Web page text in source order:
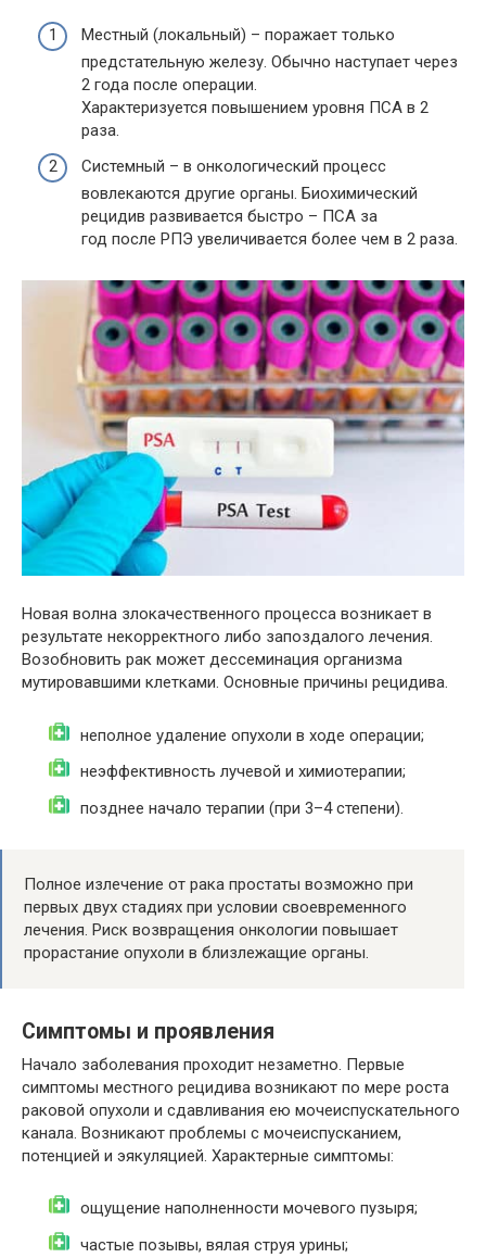
Местный (локальный) – поражает только
предстательную железу. Обычно наступает через
2 года после операции.
Характеризуется повышением уровня ПСА в 2
раза.
Системный – в онкологический процесс
вовлекаются другие органы. Биохимический
рецидив развивается быстро – ПСА за
год после РПЭ увеличивается более чем в 2 раза.
Новая волна злокачественного процесса возникает в
результате некорректного либо запоздалого лечения.
Возобновить рак может дессеминация организма
мутировавшими клетками. Основные причины рецидива.
неполное удаление опухоли в ходе операции;
неэффективность лучевой и химиотерапии;
позднее начало терапии (при 3–4 степени).
Полное излечение от рака простаты возможно при
первых двух стадиях при условии своевременного
лечения. Риск возвращения онкологии повышает
прорастание опухоли в близлежащие органы.
Симптомы и проявления
Начало заболевания проходит незаметно. Первые
симптомы местного рецидива возникают по мере роста
раковой опухоли и сдавливания ею мочеиспускательного
канала. Возникают проблемы с мочеиспусканием,
потенцией и эякуляцией. Характерные симптомы:
ощущение наполненности мочевого пузыря;
частые позывы, вялая струя урины;